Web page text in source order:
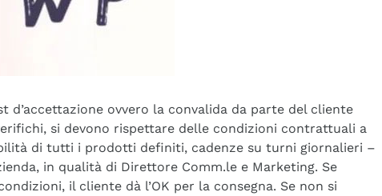
ovvero la convalida da parte del cliente
si devono rispettare delle condizioni contrattuali a
di tutti i prodotti definiti, cadenze su turni giornalieri –
in qualità di Direttore Comm.le e Marketing. Se
il cliente dà l’OK per la consegna. Se non si